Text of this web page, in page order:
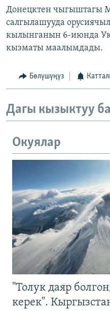
Донецктен чыгыштагы
салгылашууда
кылынганын 6-июнда
кызматы маалымдады.
Бөлүшүңүз
Дагы кызыктуу
Окуялар
"Толук даяр
керек".